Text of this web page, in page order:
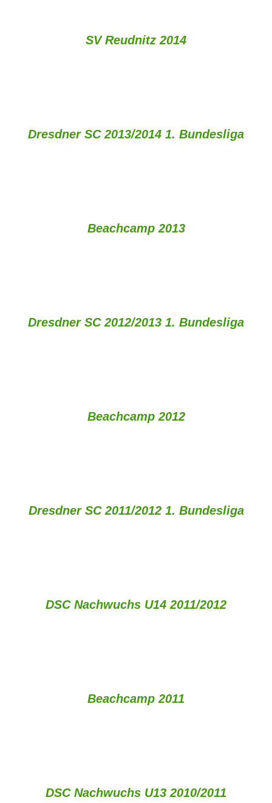
SV Reudnitz 2014
Dresdner SC 2013/2014 1. Bundesliga
Beachcamp 2013
Dresdner SC 2012/2013 1. Bundesliga
Beachcamp 2012
Dresdner SC 2011/2012 1. Bundesliga
DSC Nachwuchs U14 2011/2012
Beachcamp 2011
DSC Nachwuchs U13 2010/2011